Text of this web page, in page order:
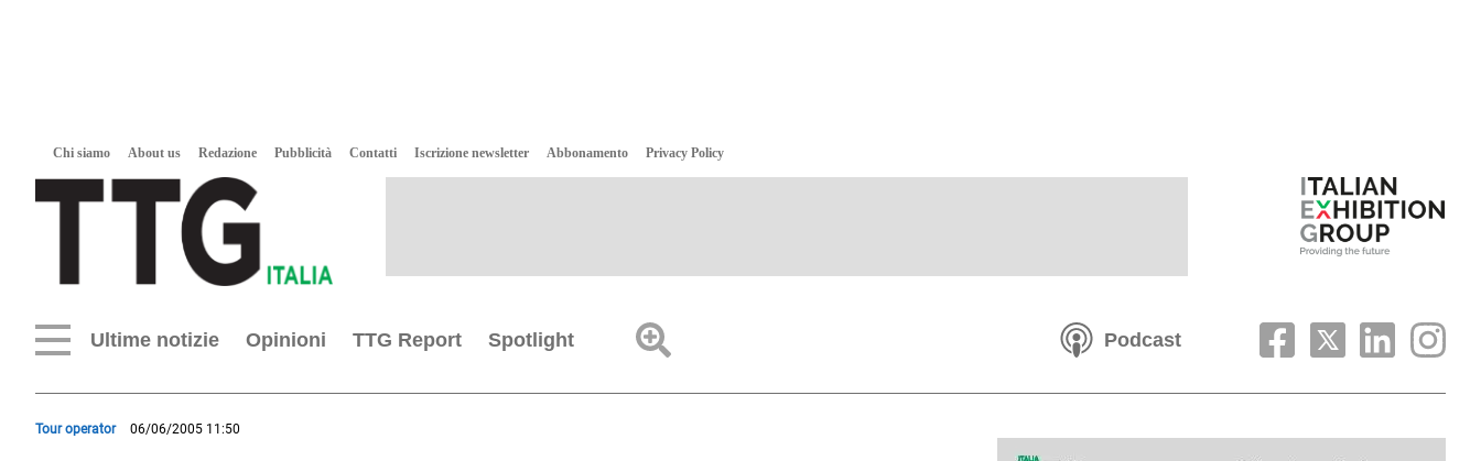
Chi siamo About us Redazione Pubblicità Contatti Iscrizione newsletter Abbonamento Privacy Policy
Ultime notizie Opinioni TTG Report Spotlight Podcast
Tour operator 06/06/2005 11:50